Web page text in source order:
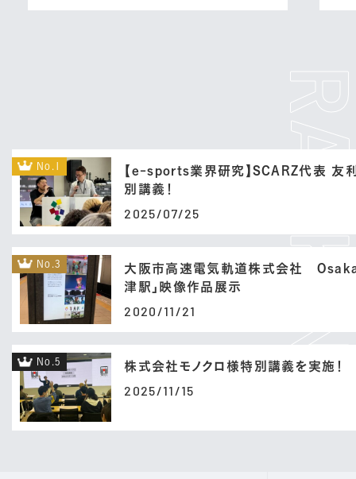
No.1
【e-sports業界研究】SCARZ代表 友
別講義！
2025/07/25
No.3
大阪市高速電気軌道株式会社
津駅」映像作品展示
2020/11/21
No.5 株式会社モノクロ様特別講義を実施！
2025/11/15